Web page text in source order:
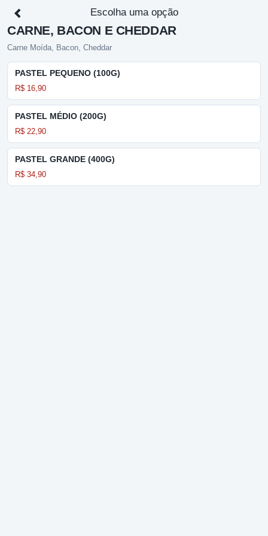
Escolha uma opção
CARNE, BACON E CHEDDAR
Carne Moída, Bacon, Cheddar
PASTEL PEQUENO (100G)
R$ 16,90
PASTEL MÉDIO (200G)
R$ 22,90
PASTEL GRANDE (400G)
R$ 34,90